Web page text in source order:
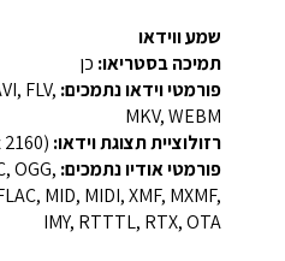
שמע ווידאו
תמיכה בסטריאו: כן
פורמטי וידאו נתמכים: FLV,
MKV, WEBM
רזולוציית תצוגת וידאו:
פורמטי אודיו נתמכים: OGG,
MID, MIDI, XMF, MXMF,
IMY, RTTTL, RTX, OTA